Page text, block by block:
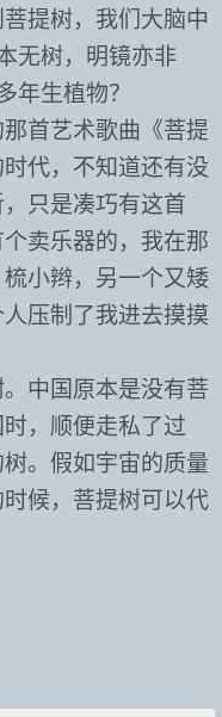
提树，我们大脑中
无树，明镜亦非
年生植物？
首艺术歌曲《菩提
代，不知道还有没
只是凑巧有这首
卖乐器的，我在那
小辫，另一个又矮
压制了我进去摸摸
中国原本是没有菩
，顺便走私了过
。假如宇宙的质量
候，菩提树可以代